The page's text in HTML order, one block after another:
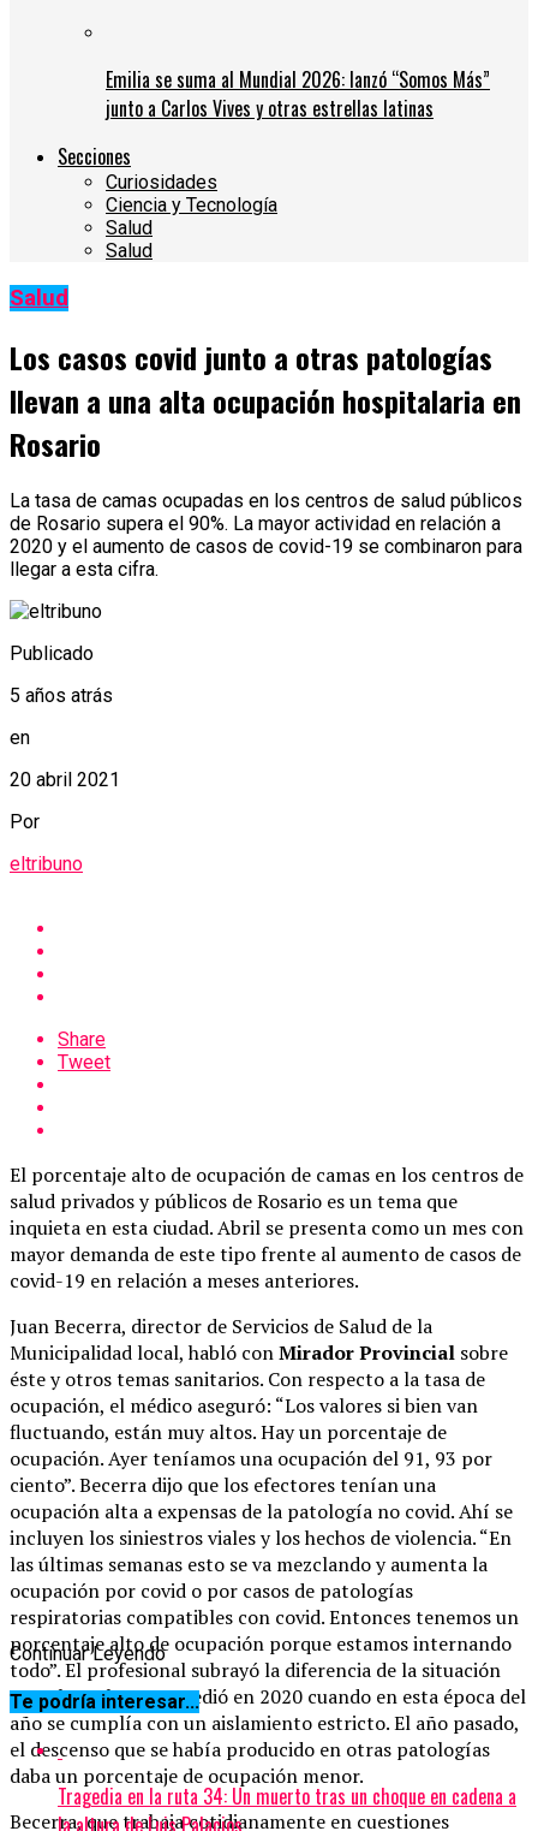
Emilia se suma al Mundial 2026: lanzó “Somos Más”
junto a Carlos Vives y otras estrellas latinas
Secciones
Curiosidades
Ciencia y Tecnología
Salud
Salud
Salud
Los casos covid junto a otras patologías
llevan a una alta ocupación hospitalaria en
Rosario
La tasa de camas ocupadas en los centros de salud públicos
de Rosario supera el 90%. La mayor actividad en relación a
2020 y el aumento de casos de covid-19 se combinaron para
llegar a esta cifra.
Publicado
5 años atrás
en
20 abril 2021
Por
eltribuno
Share
Tweet
El porcentaje alto de ocupación de camas en los centros de
salud privados y públicos de Rosario es un tema que
inquieta en esta ciudad. Abril se presenta como un mes con
mayor demanda de este tipo frente al aumento de casos de
covid-19 en relación a meses anteriores.
Juan Becerra, director de Servicios de Salud de la
Municipalidad local, habló conMirador Provincial sobre
éste y otros temas sanitarios. Con respecto a la tasa de
ocupación, el médico aseguró: “Los valores si bien van
fluctuando, están muy altos. Hay un porcentaje de
ocupación. Ayer teníamos una ocupación del 91, 93 por
ciento”. Becerra dijo que los efectores tenían una
ocupación alta a expensas de la patología no covid. Ahí se
incluyen los siniestros viales y los hechos de violencia. “En
las últimas semanas esto se va mezclando y aumenta la
ocupación por covid o por casos de patologías
respiratorias compatibles con covid. Entonces tenemos un
porcentaje alto de ocupación porque estamos internando
todo”. El profesional subrayó la diferencia de la situación
actual con lo que sucedió en 2020 cuando en esta época del
año se cumplía con un aislamiento estricto. El año pasado,
el descenso que se había producido en otras patologías
daba un porcentaje de ocupación menor.
Becerra, que trabaja cotidianamente en cuestiones
Continuar Leyendo
Te podría interesar...
Tragedia en la ruta 34: Un muerto tras un choque en cadena a
la altura de Luis Palacios